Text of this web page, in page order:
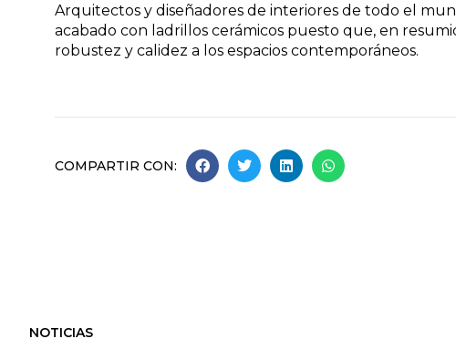
Arquitectos y diseñadores de interiores de todo el
acabado con ladrillos cerámicos puesto que, en
robustez y calidez a los espacios contemporáneos.
COMPARTIR CON:
NOTICIAS